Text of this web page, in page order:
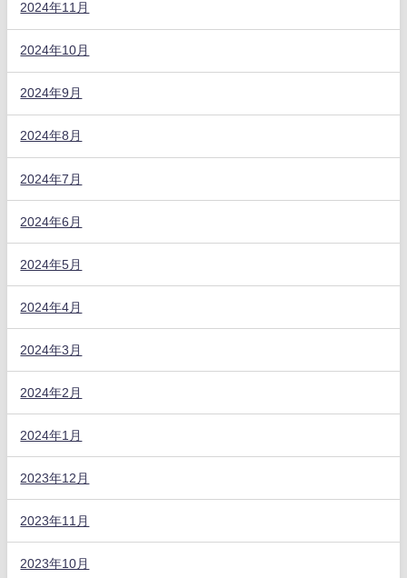
2024年11月
2024年10月
2024年9月
2024年8月
2024年7月
2024年6月
2024年5月
2024年4月
2024年3月
2024年2月
2024年1月
2023年12月
2023年11月
2023年10月